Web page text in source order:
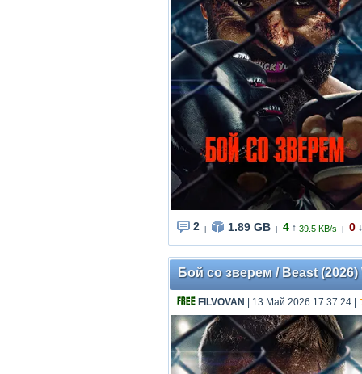
2 1.89 GB 4 ↑ 39.5 KB/s 0 ↓
Бой со зверем / Beast
FILVOVAN | 13 Май 2026 17:37:24